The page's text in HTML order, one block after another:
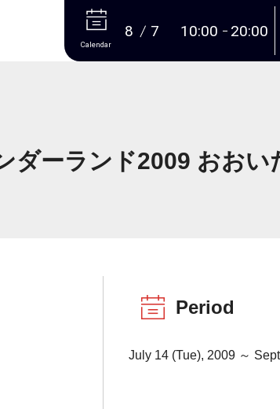
More
Calendar
8 7 10:00 20:00
ダーランド2009 おおい
Period
July 14 (Tue), 2009 ～